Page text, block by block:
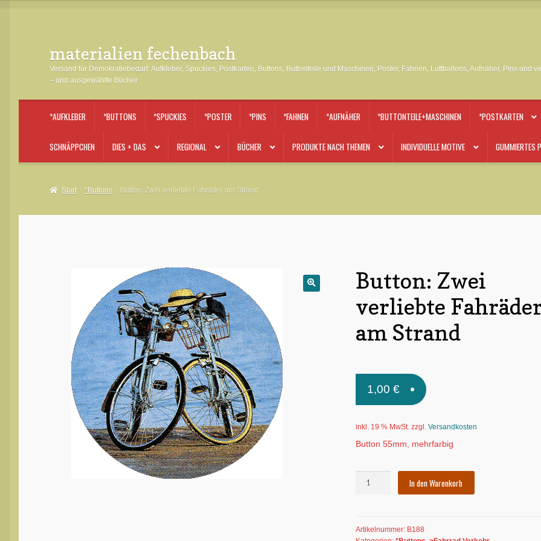
Navigation
springen
Inhalt
springen
materialien fechenbach
Versand für Demokratiebedarf: Aufkleber, Spuckies, Postkarten, Buttons, Buttonteile und Maschinen, Poster, Fahnen, Luftballons, Aufnäher, Pins und
– und ausgewählte Bücher
*AUFKLEBER *BUTTONS *SPUCKIES *POSTER *PINS *FAHNEN *AUFNÄHER *BUTTONTEILE+MASCHINEN *POSTKARTEN
SCHNÄPPCHEN DIES + DAS REGIONAL BÜCHER PRODUKTE NACH THEMEN INDIVIDUELLE MOTIVE GUMMIERTES
Start *Buttons Button: Zwei verliebte Fahräder am Strand
Button: Zwei
verliebte
am Strand
1,00€
inkl. 19 % MwSt. zzgl. Versandkosten
Button 55mm, mehrfarbig
am
In den Warenkorb
Artikelnummer: B188